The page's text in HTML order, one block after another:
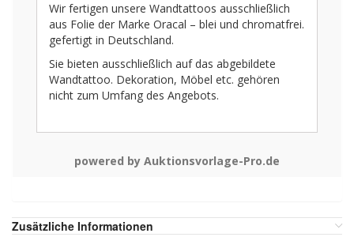
Wir fertigen unsere Wandtattoos ausschließlich
aus Folie der Marke Oracal – blei und chromatfrei.
gefertigt in Deutschland.
Sie bieten ausschließlich auf das abgebildete
Wandtattoo. Dekoration, Möbel etc. gehören
nicht zum Umfang des Angebots.
powered by Auktionsvorlage-Pro.de
Zusätzliche Informationen